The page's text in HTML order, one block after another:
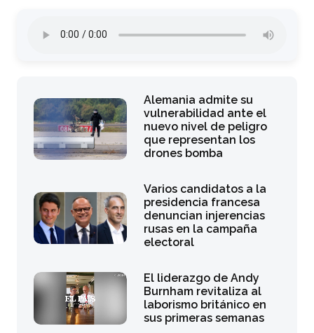
Alemania admite su
vulnerabilidad ante el
nuevo nivel de peligro
que representan los
drones bomba
Varios candidatos a la
presidencia francesa
denuncian injerencias
rusas en la campaña
electoral
El liderazgo de Andy
Burnham revitaliza al
laborismo británico en
sus primeras semanas